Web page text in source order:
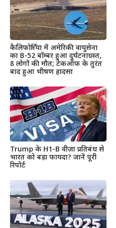
कैलिफोर्निया में अमेरिकी वायुसेना
का B-52 बॉम्बर हुआ दुर्घटनाग्रस्त,
8 लोगों की मौत; टेकऑफ के तुरंत
बाद हुआ भीषण हादसा
Trump के H1-B वीज़ा प्रतिबंध से
भारत को बड़ा फायदा? जानें पूरी
रिपोर्ट